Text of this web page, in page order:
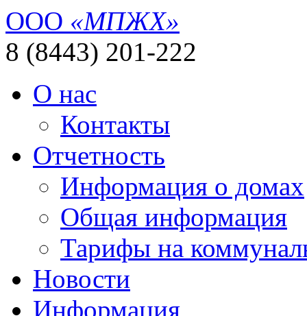
ООО «МПЖХ»
8 (8443) 201-222
О нас
Контакты
Отчетность
Информация о домах
Общая информация
Тарифы на
Новости
Информация